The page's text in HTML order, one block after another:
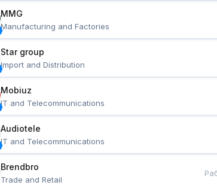
MMG
Manufacturing and Factories
Star group
Import and Distribution
Mobiuz
IT and Telecommunications
Audiotele
IT and Telecommunications
Brendbro
Trade and Retail